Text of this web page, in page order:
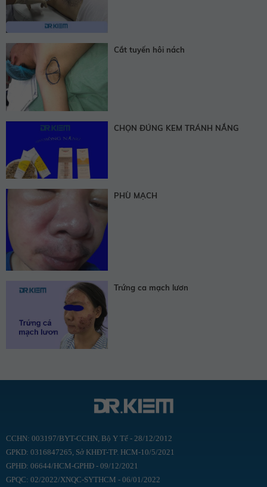
Cắt tuyến hôi nách
CHỌN ĐÚNG KEM TRÁNH NẮNG
PHÙ MẠCH
Trứng ca mạch lươn
CCHN: 003197/BYT-CCHN, Bộ Y Tế - 28/12/2012
GPKD: 0316847265, Sở KHĐT-TP. HCM-10/5/2021
GPHĐ: 06644/HCM-GPHĐ - 09/12/2021
GPQC: 02/2022/XNQC-SYTHCM - 06/01/2022